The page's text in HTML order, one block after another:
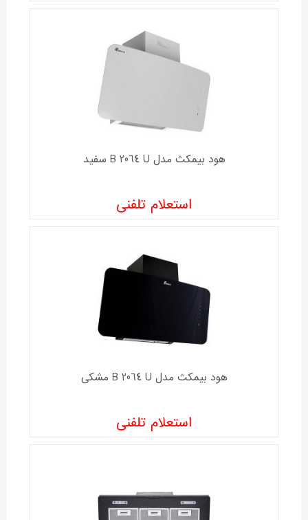
هود بیمکث مدل B 2064 U سفید
استعلام تلفنی
هود بیمکث مدل B 2064 U مشکی
استعلام تلفنی